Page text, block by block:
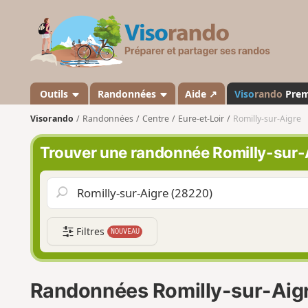
s
a
n
d
o
Outils Randonnées Aide ↗ Visorando
Visorando Randonnées Centre Eure-et-Loir Romilly-sur-Aigre
Trouver une randonnée Romilly-
Filtres NOUVEAU
Randonnées Romilly-sur-